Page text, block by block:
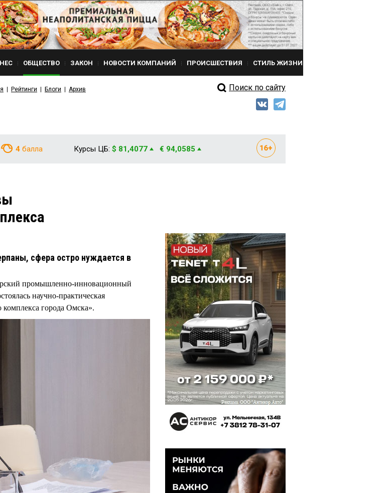
ОБЩЕСТВО ЗАКОН НОВОСТИ КОМПАНИЙ ПРОИСШЕСТВИЯ СТИЛЬ ЖИЗНИ
Рейтинги Блоги Архив Поиск по сайту
4 балла Курсы ЦБ: $ 81,4077 € 94,0585
сфера остро нуждается в
промышленно-инновационный
научно-практическая
города Омска».